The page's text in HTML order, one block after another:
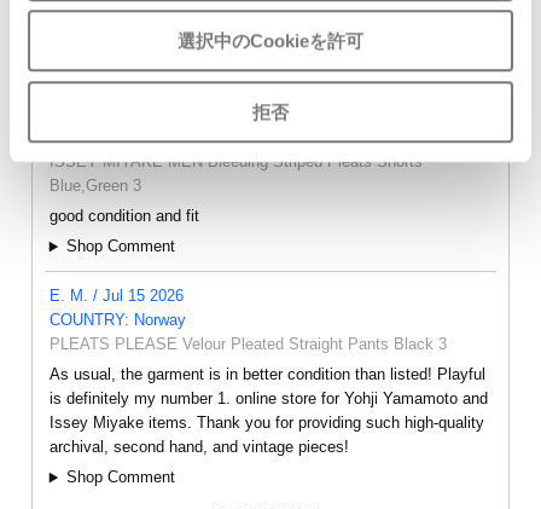
選択中のCookieを許可
拒否
- FEEDBACK -
COUNTRY: Hong Kong SAR
ISSEY MIYAKE MEN Bleeding Striped Pleats Shorts
Blue,Green 3
good condition and fit
Shop Comment
E. M. / Jul 15 2026
COUNTRY: Norway
PLEATS PLEASE Velour Pleated Straight Pants Black 3
As usual, the garment is in better condition than listed! Playful
is definitely my number 1. online store for Yohji Yamamoto and
Issey Miyake items. Thank you for providing such high-quality
archival, second hand, and vintage pieces!
Shop Comment